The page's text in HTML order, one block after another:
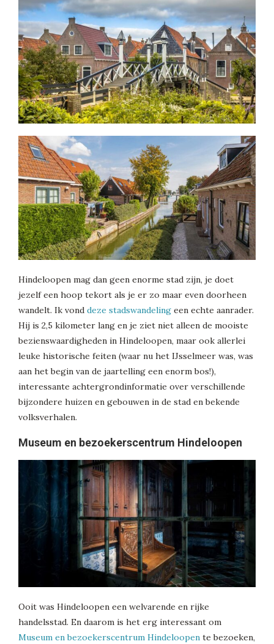
Hindeloopen mag dan geen enorme stad zijn, je doet
jezelf een hoop tekort als je er zo maar even doorheen
wandelt. Ik vond deze stadswandeling een echte aanrader.
Hij is 2,5 kilometer lang en je ziet niet alleen de mooiste
bezienswaardigheden in Hindeloopen, maar ook allerlei
leuke historische feiten (waar nu het IJsselmeer was, was
aan het begin van de jaartelling een enorm bos!),
interessante achtergrondinformatie over verschillende
bijzondere huizen en gebouwen in de stad en bekende
volksverhalen.
Museum en bezoekerscentrum Hindeloopen
Ooit was Hindeloopen een welvarende en rijke
handelsstad. En daarom is het erg interessant om
Museum en bezoekerscentrum Hindeloopen te bezoeken,